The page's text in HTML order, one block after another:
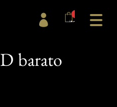
items

barato